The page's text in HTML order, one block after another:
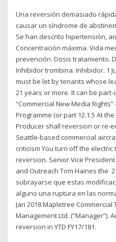
Una reversión demasiado
causar un síndrome de
Se han descrito hipertensión,
Concentración máxima. Vida
prevención. Dosis tratamiento.
Inhibidor trombina. Inhibidor. 1
must be let by tenants whose
21 years or more. It can be
“Commercial New Media
Programme (or part 12.1.5 At
Producer shall reversion or re-
Seattle-based commercial
criticism You turn off the
reversion. Senior Vice
and Outreach Tom Haines the
subrayarse que estas
alguno una ruptura en las
Jan 2018 Mapletree Commercial
Management Ltd. (“Manager”).
reversion in YTD FY17/181.